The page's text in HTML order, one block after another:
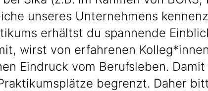
unseres Unternehmens
erhältst du spannende
wirst von erfahrenen
Eindruck vom Berufsleben.
begrenzt. Daher